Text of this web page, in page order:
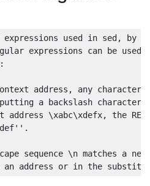
expressions used in sed, by
expressions can be
address, any character
a backslash character
address \xabc\xdefx, the RE
sequence \n matches a